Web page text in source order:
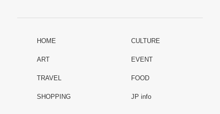
HOME CULTURE
ART EVENT
TRAVEL FOOD
SHOPPING JP info